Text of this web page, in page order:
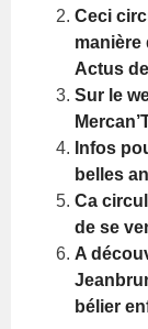
Ceci
manière
Actus
Sur le
Infos
belles
Ca
de se
A
bélier